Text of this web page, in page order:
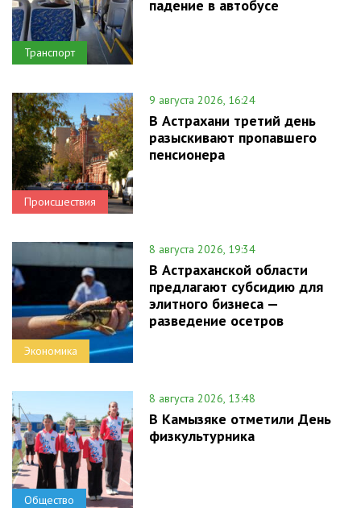
Транспорт
падение в автобусе
Происшествия
9 августа 2026, 16:24
В Астрахани третий день
разыскивают пропавшего
пенсионера
Экономика
8 августа 2026, 19:34
В Астраханской области
предлагают субсидию для
элитного бизнеса —
разведение осетров
Общество
8 августа 2026, 13:48
В Камызяке отметили День
физкультурника